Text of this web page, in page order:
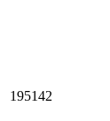
195142